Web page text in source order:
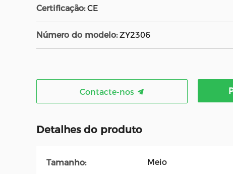
Certificação: CE
Número do modelo: ZY2306
Contacte-nos
Detalhes do produto
Tamanho: Meio